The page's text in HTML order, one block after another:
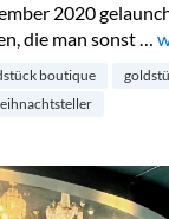
2020
die man sonst …
boutique